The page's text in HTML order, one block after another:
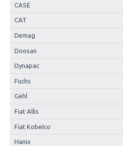
CASE
CAT
Demag
Doosan
Dynapac
Fuchs
Gehl
Fiat Allis
Fiat Kobelco
Hanix